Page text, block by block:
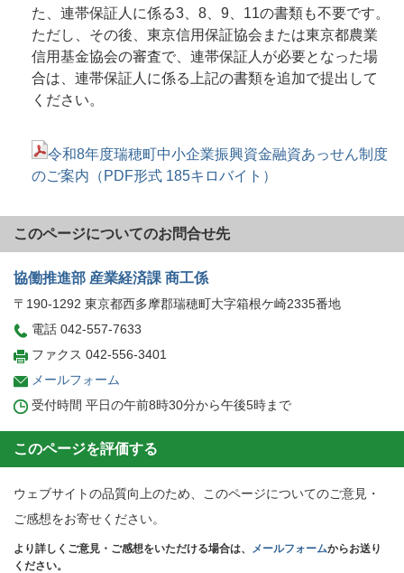
た、連帯保証人に係る3、8、9、11の書類も不要です。
ただし、その後、東京信用保証協会または東京都農業
信用基金協会の審査で、連帯保証人が必要となった場
合は、連帯保証人に係る上記の書類を追加で提出して
ください。
令和8年度瑞穂町中小企業振興資金融資あっせん制度
のご案内（PDF形式 185キロバイト）
このページについてのお問合せ先
協働推進部 産業経済課 商工係
〒190-1292 東京都西多摩郡瑞穂町大字箱根ケ崎2335番地
電話 042-557-7633
ファクス 042-556-3401
メールフォーム
受付時間 平日の午前8時30分から午後5時まで
このページを評価する
ウェブサイトの品質向上のため、このページについてのご意見・
ご感想をお寄せください。
より詳しくご意見・ご感想をいただける場合は、 メールフォームからお送り
ください。